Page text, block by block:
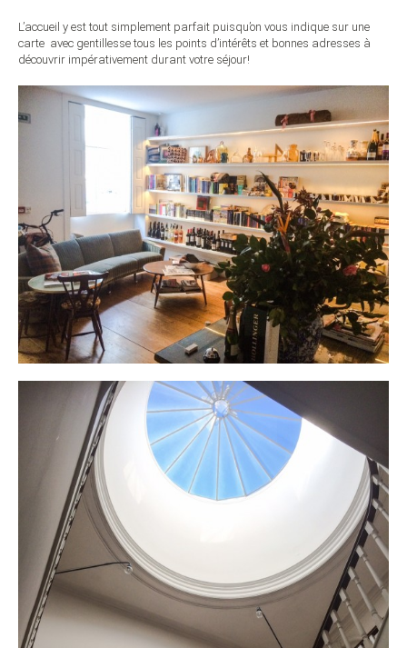
L’accueil y est tout simplement parfait puisqu’on vous indique sur une
carte avec gentillesse tous les points d’intérêts et bonnes adresses à
découvrir impérativement durant votre séjour!